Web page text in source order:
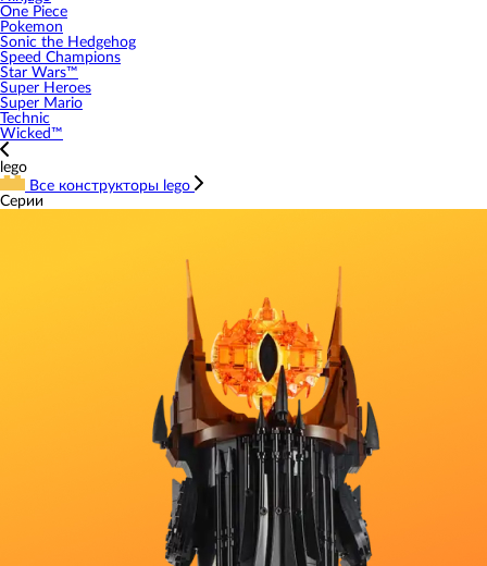
One Piece
Pokemon
Sonic the Hedgehog
Speed Champions
Star Wars™
Super Heroes
Super Mario
Technic
Wicked™
lego
Все конструкторы lego
Серии